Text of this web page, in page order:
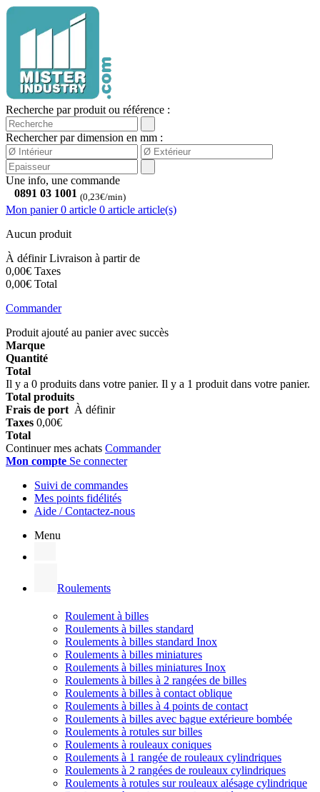
Recherche par produit ou référence :
Rechercher par dimension en mm :
Une info, une commande
0891 03 1001 (0,23€/min)
Mon panier 0 article 0 article article(s)
Aucun produit
À définirLivraison à partir de
0,00€ Taxes
0,00€ Total
Commander
Produit ajouté au panier avec succès
Marque
Quantité
Total
Il y a 0 produits dans votre panier. Il y a 1 produit dans votre panier.
Total produits
Frais de port À définir
Taxes 0,00€
Total
Continuer mes achats Commander
Mon compte Se connecter
Suivi de commandes
Mes points fidélités
Aide / Contactez-nous
Menu
Roulements
Roulement à billes
Roulements à billes standard
Roulements à billes standard Inox
Roulements à billes miniatures
Roulements à billes miniatures Inox
Roulements à billes à 2 rangées de billes
Roulements à billes à contact oblique
Roulements à billes à 4 points de contact
Roulements à billes avec bague extérieure bombée
Roulements à rotules sur billes
Roulements à rouleaux coniques
Roulements à 1 rangée de rouleaux cylindriques
Roulements à 2 rangées de rouleaux cylindriques
Roulements à rotules sur rouleaux alésage cylindrique